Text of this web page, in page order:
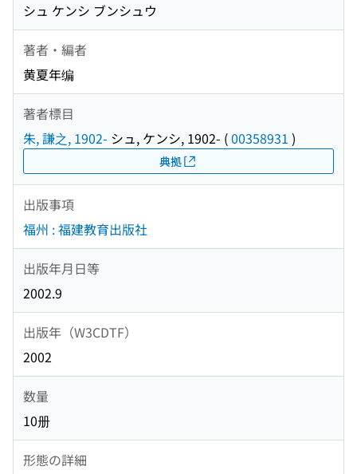
シュ ケンシ ブンシュウ
著者・編者
黄夏年编
著者標目
朱, 謙之, 1902- シュ, ケンシ, 1902- (00358931 )
典拠
出版事項
福州 : 福建教育出版社
出版年月日等
2002.9
出版年（W3CDTF）
2002
数量
10册
形態の詳細